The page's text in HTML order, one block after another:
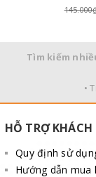
Tìm kiếm
•
HỖ TRỢ
Quy định sử
Hướng dẫn mua